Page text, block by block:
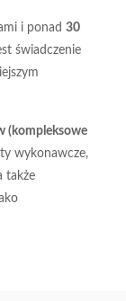
i ponad30
świadczenie
(kompleksowe
wykonawcze,
także